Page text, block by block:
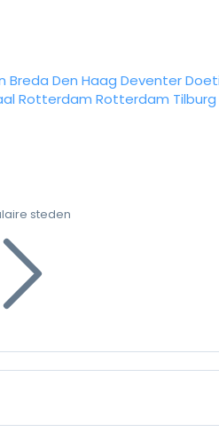
Breda Den Haag Deventer
Rotterdam Rotterdam Tilburg
steden